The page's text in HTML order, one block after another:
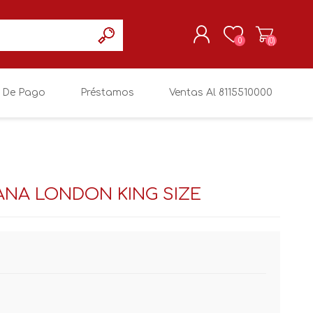
REGISTRARSE
0 (0)
Pago Préstamos Ventas Al 8115510000
LONDON KING SIZE